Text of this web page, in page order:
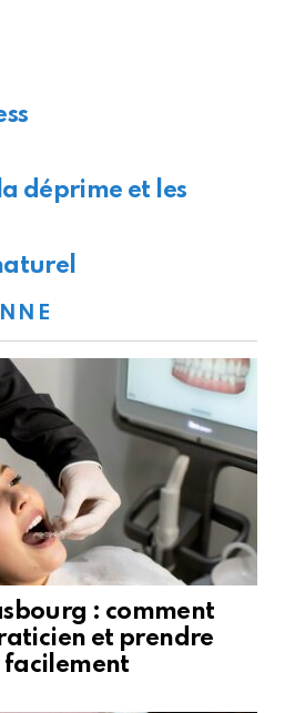
déprime et les
: comment
et prendre
facilement